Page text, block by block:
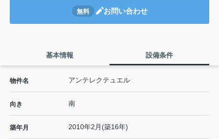
無料 お問い合わせ
基本情報 設備条件
物件名 アンテレクテュエル
向き 南
築年月 2010年2月(築16年)